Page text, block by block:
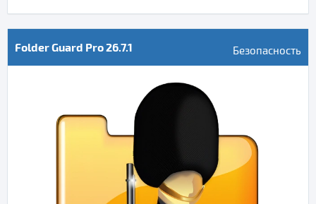
Folder Guard Pro 26.7.1 Безопасность